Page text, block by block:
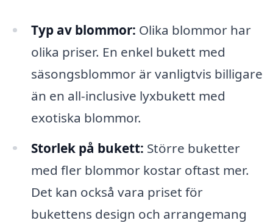
Typ av blommor: Olika blommor har
olika priser. En enkel bukett med
säsongsblommor är vanligtvis billigare
än en all-inclusive lyxbukett med
exotiska blommor.
Storlek på bukett: Större buketter
med fler blommor kostar oftast mer.
Det kan också vara priset för
bukettens design och arrangemang